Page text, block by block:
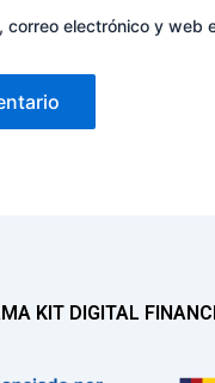
correo electrónico y
KIT DIGITAL